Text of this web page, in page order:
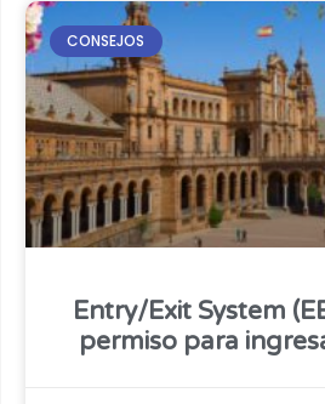
CONSEJOS
Entry/Exit System
permiso para